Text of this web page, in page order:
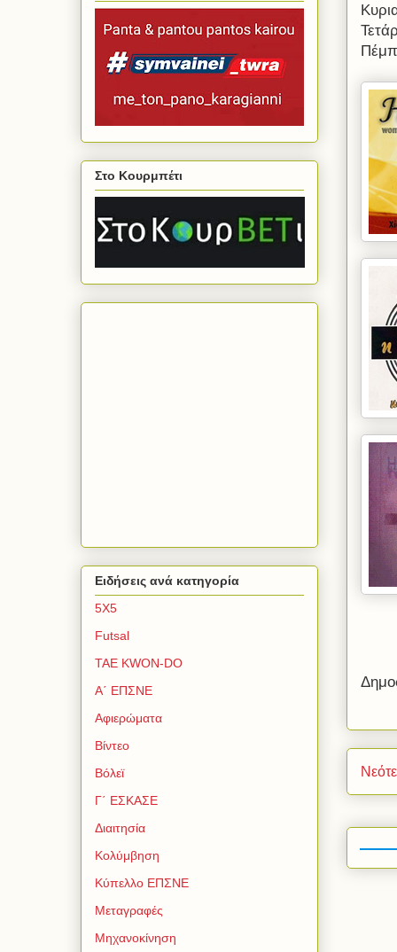
Στο Κουρμπέτι
Ειδήσεις ανά κατηγορία
5Χ5
Futsal
TAE KWON-DO
Α΄ ΕΠΣΝΕ
Αφιερώματα
Βίντεο
Βόλεϊ
Γ΄ ΕΣΚΑΣΕ
Διαιτησία
Κολύμβηση
Κύπελλο ΕΠΣΝΕ
Μεταγραφές
Μηχανοκίνηση